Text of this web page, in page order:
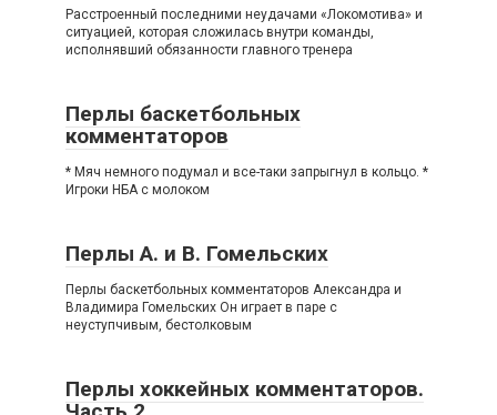
Расстроенный последними неудачами «Локомотива» и
ситуацией, которая сложилась внутри команды,
исполнявший обязанности главного тренера
Перлы баскетбольных
комментаторов
* Мяч немного подумал и все-таки запрыгнул в кольцо. *
Игроки НБА с молоком
Перлы А. и В. Гомельских
Перлы баскетбольных комментаторов Александра и
Владимира Гомельских Он играет в паре с
неуступчивым, бестолковым
Перлы хоккейных комментаторов.